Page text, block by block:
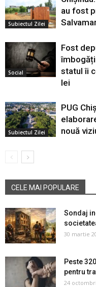
Subiectul Zilei
au fost
Social
Fost
statul îi
lei
Subiectul Zilei
PUG
nouă
CELE MAI POPULARE
Sondaj
30 martie
Peste
pentru
24